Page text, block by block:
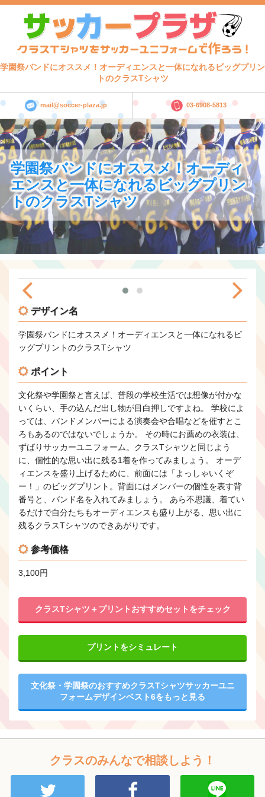
学園祭バンドにオススメ！オーディエンスと一体になれるビッグプリン
トのクラスTシャツ
mail@soccer-plaza.jp 03-6908-5813
学園祭バンドにオススメ！オーディ
エンスと一体になれるビッグプリン
トのクラスTシャツ
デザイン名
学園祭バンドにオススメ！オーディエンスと一体になれるビ
ッグプリントのクラスTシャツ
ポイント
文化祭や学園祭と言えば、普段の学校生活では想像が付かな
いくらい、手の込んだ出し物が目白押しですよね。 学校によ
っては、バンドメンバーによる演奏会や合唱などを催すとこ
ろもあるのではないでしょうか。 その時にお薦めの衣装は、
ずばりサッカーユニフォーム。クラスTシャツと同じよう
に、個性的な思い出に残る1着を作ってみましょう。 オーデ
ィエンスを盛り上げるために、前面には「よっしゃいくぞ
ー！」のビッグプリント。背面にはメンバーの個性を表す背
番号と、バンド名を入れてみましょう。 あら不思議、着てい
るだけで自分たちもオーディエンスも盛り上がる、思い出に
残るクラスTシャツのできあがりです。
参考価格
3,100円
クラスTシャツ＋プリントおすすめセットをチェック
プリントをシミュレート
文化祭・学園祭のおすすめクラスTシャツサッカーユニ
フォームデザインベスト6をもっと見る
クラスのみんなで相談しよう！